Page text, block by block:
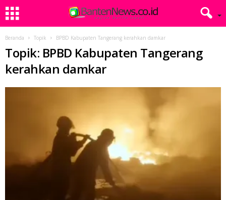
Beranda Topik BPBD Kabupaten Tangerang kerahkan damkar
Topik: BPBD Kabupaten Tangerang
kerahkan damkar